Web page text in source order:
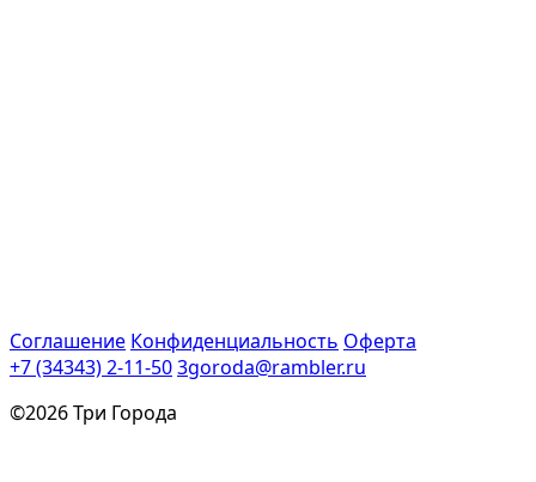
Соглашение Конфиденциальность Оферта
+7 (34343) 2-11-503goroda@rambler.ru
©2026 Три Города